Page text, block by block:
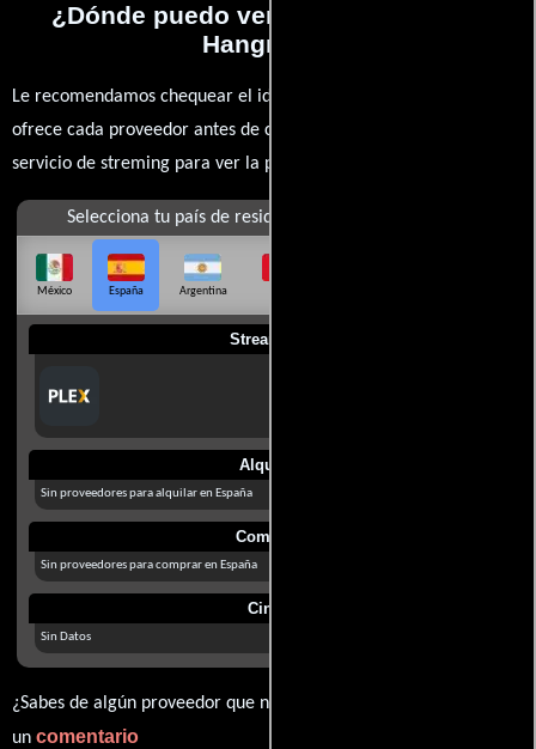
¿Dónde puedo ver la películas Dear
Hangman?
Le recomendamos chequear el idioma, doblaje o subtítulos que
ofrece cada proveedor antes de comprar, alquilar o contratar un
servicio de streming para ver la películas.
Selecciona tu país de residencia
México España Argentina
Streaming
Alquilar
Sin proveedores para alquilar en España
Comprar
Sin proveedores para comprar en España
Cines
Sin Datos
¿Sabes de algún proveedor que no estamos mostrando? déjanos
un comentario